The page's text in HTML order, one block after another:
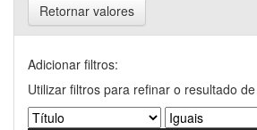
Retornar valores
Adicionar filtros:
Utilizar filtros para refinar o resultado